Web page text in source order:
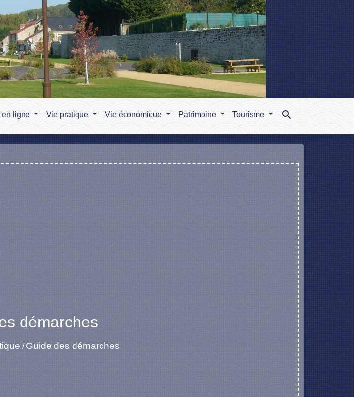
en ligne Vie pratique Vie économique Patrimoine Tourisme search
démarches
/ Guide des démarches